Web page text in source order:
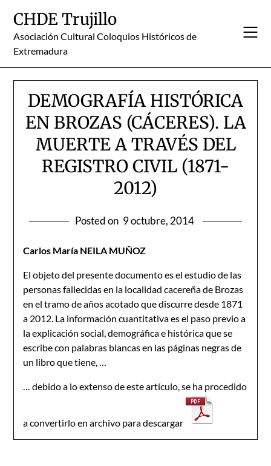
content
CHDE Trujillo
Asociación Cultural Coloquios Históricos de
Extremadura
DEMOGRAFÍA HISTÓRICA
EN BROZAS (CÁCERES). LA
MUERTE A TRAVÉS DEL
REGISTRO CIVIL (1871-
2012)
Posted on 9 octubre, 2014
Carlos María NEILA MUÑOZ
El objeto del presente documento es el estudio de las
personas fallecidas en la localidad cacereña de Brozas
en el tramo de años acotado que discurre desde 1871
a 2012. La información cuantitativa es el paso previo a
la explicación social, demográfica e histórica que se
escribe con palabras blancas en las páginas negras de
un libro que tiene, …
… debido a lo extenso de este artículo, se ha procedido
a convertirlo en archivo para descargar